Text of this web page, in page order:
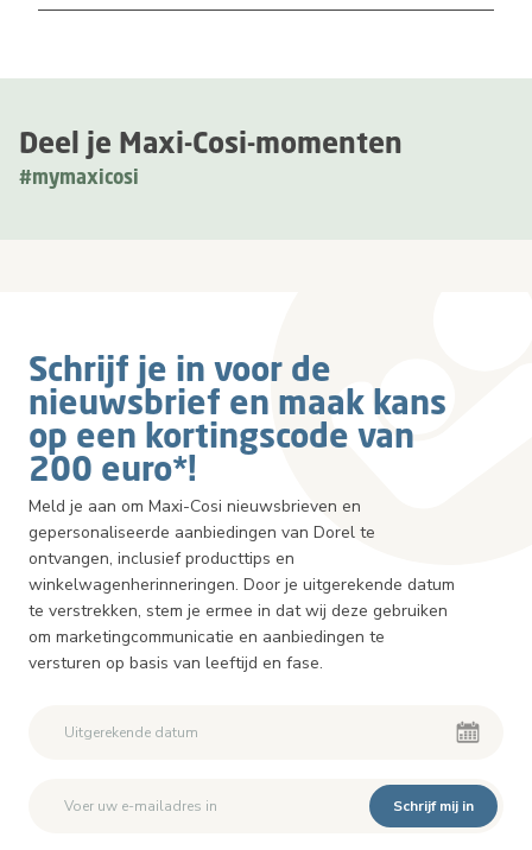
Deel je Maxi-Cosi-momenten
#mymaxicosi
Schrijf je in voor de
nieuwsbrief en maak kans
op een kortingscode van
200 euro*!
Meld je aan om Maxi-Cosi nieuwsbrieven en
gepersonaliseerde aanbiedingen van Dorel te
ontvangen, inclusief producttips en
winkelwagenherinneringen. Door je uitgerekende datum
te verstrekken, stem je ermee in dat wij deze gebruiken
om marketingcommunicatie en aanbiedingen te
versturen op basis van leeftijd en fase.
Schrijf mij in